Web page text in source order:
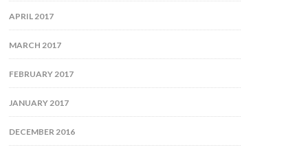
APRIL 2017
MARCH 2017
FEBRUARY 2017
JANUARY 2017
DECEMBER 2016